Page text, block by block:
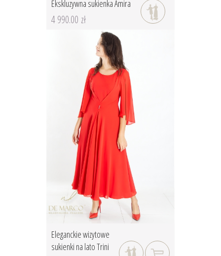
Ekskluzywna sukienka Amira
4 990.00 zł
Eleganckie wizytowe
sukienki na lato Trini